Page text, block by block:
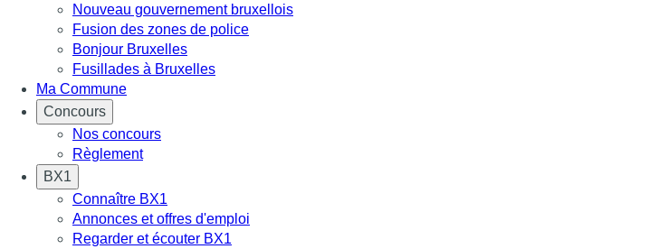
Nouveau gouvernement bruxellois
Fusion des zones de police
Bonjour Bruxelles
Fusillades à Bruxelles
Ma Commune
Concours
Nos concours
Règlement
BX1
Connaître BX1
Annonces et offres d'emploi
Regarder et écouter BX1